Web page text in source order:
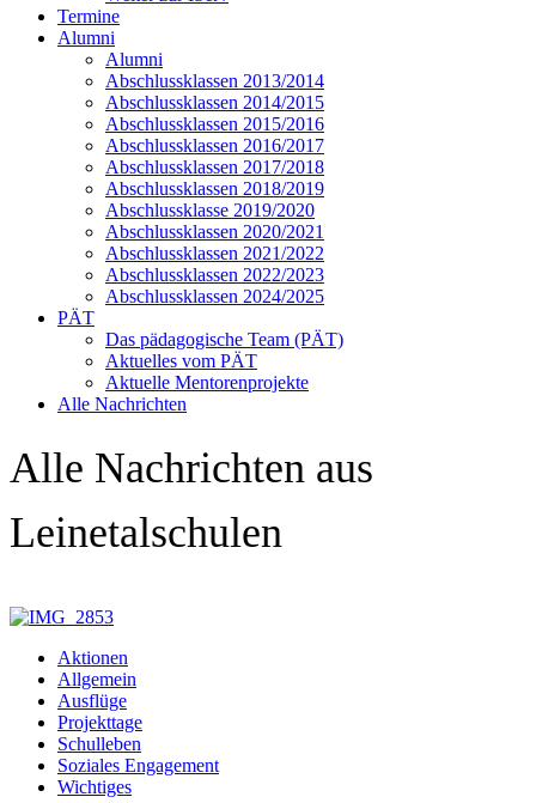
Termine
Alumni
Alumni
Abschlussklassen 2013/2014
Abschlussklassen 2014/2015
Abschlussklassen 2015/2016
Abschlussklassen 2016/2017
Abschlussklassen 2017/2018
Abschlussklassen 2018/2019
Abschlussklasse 2019/2020
Abschlussklassen 2020/2021
Abschlussklassen 2021/2022
Abschlussklassen 2022/2023
Abschlussklassen 2024/2025
PÄT
Das pädagogische Team (PÄT)
Aktuelles vom PÄT
Aktuelle Mentorenprojekte
Alle Nachrichten
Alle Nachrichten aus
Leinetalschulen
Aktionen
Allgemein
Ausflüge
Projekttage
Schulleben
Soziales Engagement
Wichtiges